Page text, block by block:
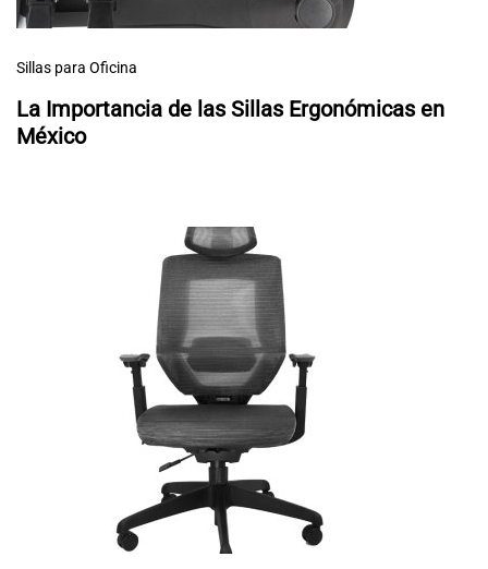
Sillas para Oficina
La Importancia de las Sillas Ergonómicas en
México